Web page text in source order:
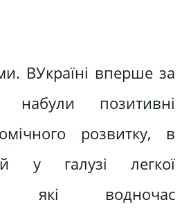
ВУкраїні вперше за
набули позитивні
розвитку, в
у галузі легкої
які водночас